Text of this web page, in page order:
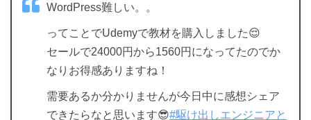
WordPress難しい。。
ってことでUdemyで教材を購入しました😌
セールで24000円から1560円になってたのでか
なりお得感ありますね！
需要あるか分かりませんが今日中に感想シェア
できたらなと思います😎#駆け出しエンジニアと